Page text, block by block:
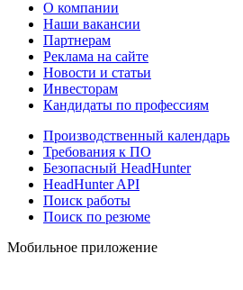
О компании
Наши вакансии
Партнерам
Реклама на сайте
Новости и статьи
Инвесторам
Кандидаты по профессиям
Производственный календарь
Требования к ПО
Безопасный HeadHunter
HeadHunter API
Поиск работы
Поиск по резюме
Мобильное приложение